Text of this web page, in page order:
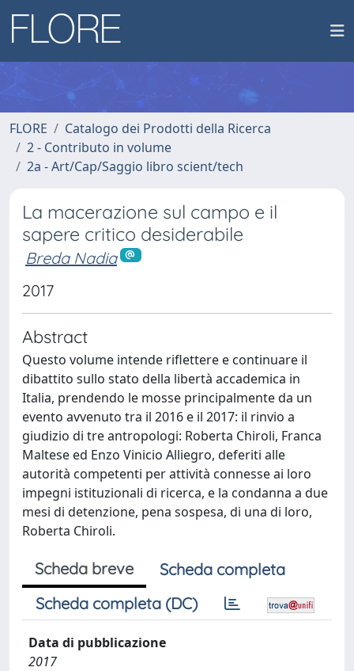
FLORE
Catalogo dei Prodotti della Ricerca
2 - Contributo in volume
2a - Art/Cap/Saggio libro scient/tech
La macerazione sul campo e il
sapere critico desiderabile
Breda Nadia
2017
Abstract
Questo volume intende riflettere e continuare il
dibattito sullo stato della libertà accademica in
Italia, prendendo le mosse principalmente da un
evento avvenuto tra il 2016 e il 2017: il rinvio a
giudizio di tre antropologi: Roberta Chiroli, Franca
Maltese ed Enzo Vinicio Alliegro, deferiti alle
autorità competenti per attività connesse ai loro
impegni istituzionali di ricerca, e la condanna a due
mesi di detenzione, pena sospesa, di una di loro,
Roberta Chiroli.
Scheda breve
Scheda completa
Scheda completa (DC)
Data di pubblicazione
2017